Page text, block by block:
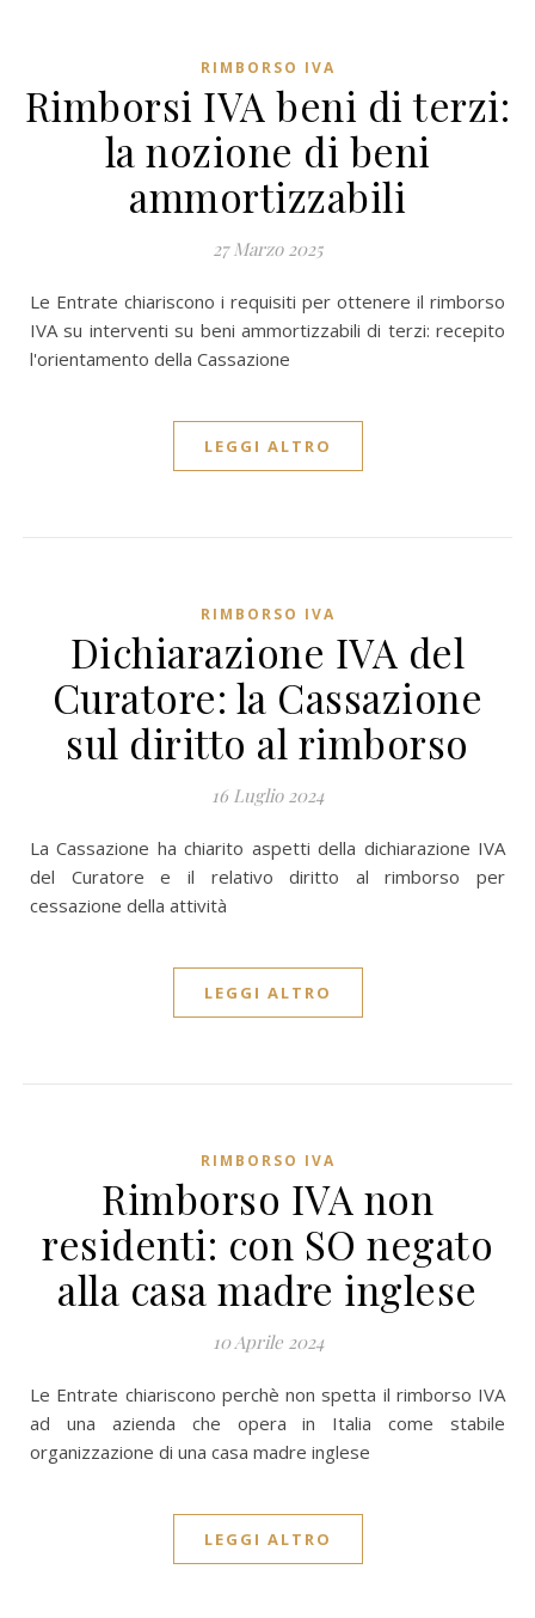
RIMBORSO IVA
Rimborsi IVA beni di terzi:
la nozione di beni
ammortizzabili
27 Marzo 2025
Le Entrate chiariscono i requisiti per ottenere il rimborso
IVA su interventi su beni ammortizzabili di terzi: recepito
l'orientamento della Cassazione
LEGGI ALTRO
RIMBORSO IVA
Dichiarazione IVA del
Curatore: la Cassazione
sul diritto al rimborso
16 Luglio 2024
La Cassazione ha chiarito aspetti della dichiarazione IVA
del Curatore e il relativo diritto al rimborso per
cessazione della attività
LEGGI ALTRO
RIMBORSO IVA
Rimborso IVA non
residenti: con SO negato
alla casa madre inglese
10 Aprile 2024
Le Entrate chiariscono perchè non spetta il rimborso IVA
ad una azienda che opera in Italia come stabile
organizzazione di una casa madre inglese
LEGGI ALTRO